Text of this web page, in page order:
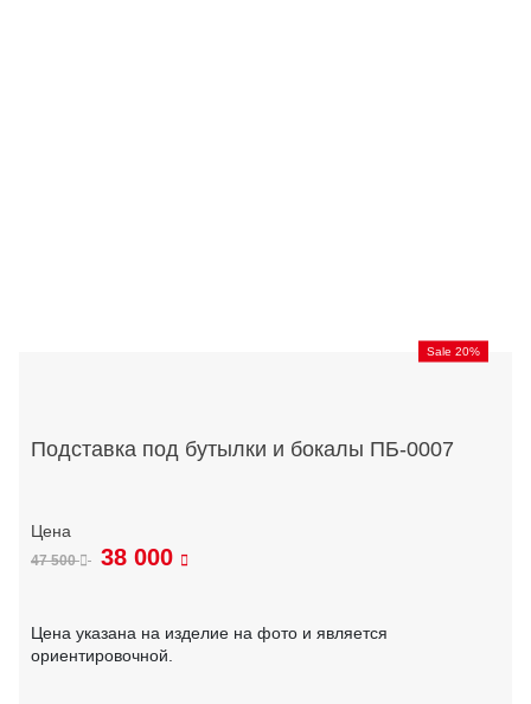
Sale 20%
Подставка под бутылки и бокалы ПБ-0007
47 500 38 000
Цена указана на изделие на фото и является
ориентировочной.